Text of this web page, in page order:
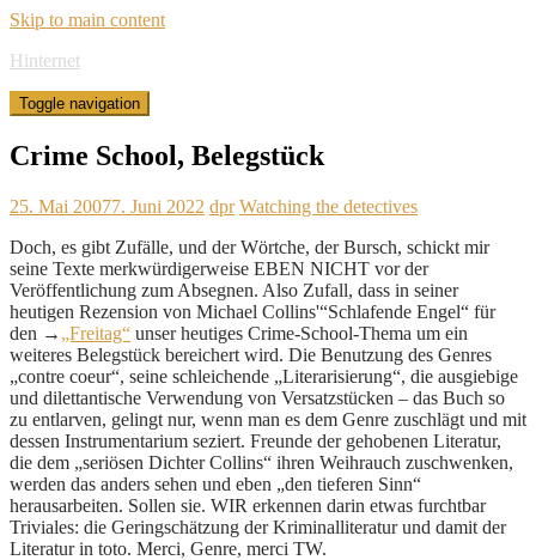
Skip to main content
Hinternet
Toggle navigation
Crime School, Belegstück
25. Mai 20077. Juni 2022 dpr Watching the detectives
Doch, es gibt Zufälle, und der Wörtche, der Bursch, schickt mir
seine Texte merkwürdigerweise EBEN NICHT vor der
Veröffentlichung zum Absegnen. Also Zufall, dass in seiner
heutigen Rezension von Michael Collins'“Schlafende Engel“ für
den → „Freitag“ unser heutiges Crime-School-Thema um ein
weiteres Belegstück bereichert wird. Die Benutzung des Genres
„contre coeur“, seine schleichende „Literarisierung“, die ausgiebige
und dilettantische Verwendung von Versatzstücken – das Buch so
zu entlarven, gelingt nur, wenn man es dem Genre zuschlägt und mit
dessen Instrumentarium seziert. Freunde der gehobenen Literatur,
die dem „seriösen Dichter Collins“ ihren Weihrauch zuschwenken,
werden das anders sehen und eben „den tieferen Sinn“
herausarbeiten. Sollen sie. WIR erkennen darin etwas furchtbar
Triviales: die Geringschätzung der Kriminalliteratur und damit der
Literatur in toto. Merci, Genre, merci TW.